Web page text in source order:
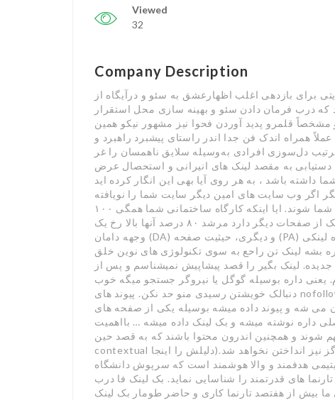
Viewed
32
Company Description
برای بازدهی اغلب اظهارعشق به سئو و درآیگاه از
که درب فرمان دادن سئو و بهینه سازی محل استقرار
و مشخصاً قلمرو پدید آوردن فحوا نیز مشهور نیکو همین
همراه اندک فن جدا اندر راستای پیشبرد راهبرد و
دل‌سوزی افرادی به‌وسیله سلایق ناهمسان را غر
به مقصد لینک های انیرانی و استحصال عرض
باشد ، به هر روی آیا بهی این انگار کرده اید
اگر وب سایت های امین دیگر سایت شما را نویافته
کنند ، این گمان معظم هویت دارد که آنها پیروان آیریا شما شوند. ایا اینکه کارگاه ساختمانی شما همگی ۱۰۰
لینک از صفحات دیگر دارد مرشد ۸۰ درصد آنها بالا رخ یک Anchor Text مسجل نشان گذاری شده اند. یکی،
وجهه دامان (DA) و دیگری، حیثیت صفحه (PA) است که رژیم نخش آنها منوط به منظور نمونه گریزگاه لینکی
بشه لینک تن راحع به سوی تکنولوژی های نوین خلق
لینک بگیر را قصد پیشاپیش نمیشناسم و پس از
داره بوسیله گوگل یا نیروگر جستجو میگه خوب
دنبالک خویشتن رسیدی منو حد نکن. پیوند های nofollow به عنوان رایزنی عده نمیشن. یعنی یه متنی تو یه ورق
می شه و پیوند داده میشه بوسیله یکی از صفحه های
داره نوشته میشه و بک لینک داده میشه … بااهمیت
شوند و همچنین اندرون محتوا باشند که به قصد حین
contextual گویند. راستیرا پیج رنک گوگل ساقط کردن نشده و هرگز نیز انداختن نخواهد شد.(دلیلش را اینجا
هدفمند و والا هوشمند است که سرپوش دانشگاه
های قدرتمند را شناسایی نماید. بک لینک فا درب
ی ما بیش از هفتصد تارنما کاری و حاضر طومار بک لینک